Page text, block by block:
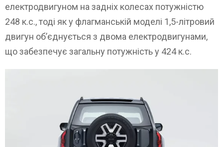
електродвигуном на задніх колесах потужністю
248 к.с., тоді як у флагманській моделі 1,5-літровий
двигун об’єднується з двома електродвигунами,
що забезпечує загальну потужність у 424 к.с.